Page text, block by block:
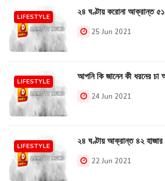
LIFESTYLE ২৪ ঘণ্টায় করোনা আক্রান্ত
25 Jun 2021
LIFESTYLE আপনি কি জানেন কী ধরনের চা
24 Jun 2021
LIFESTYLE ২৪ ঘণ্টায় আক্রান্ত ৪২
22 Jun 2021